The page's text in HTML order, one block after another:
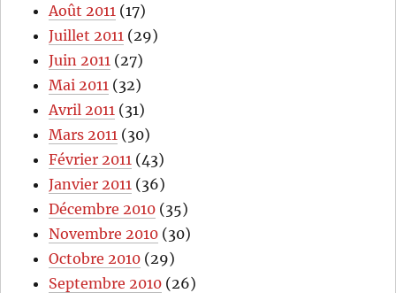
Août 2011 (17)
Juillet 2011 (29)
Juin 2011 (27)
Mai 2011 (32)
Avril 2011 (31)
Mars 2011 (30)
Février 2011 (43)
Janvier 2011 (36)
Décembre 2010 (35)
Novembre 2010 (30)
Octobre 2010 (29)
Septembre 2010 (26)